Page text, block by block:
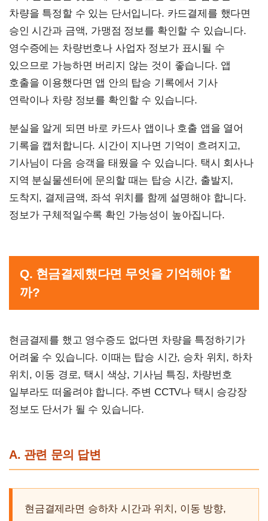
차량을 특정할 수 있는 단서입니다. 카드결제를 했다면
승인 시간과 금액, 가맹점 정보를 확인할 수 있습니다.
영수증에는 차량번호나 사업자 정보가 표시될 수
있으므로 가능하면 버리지 않는 것이 좋습니다. 앱
호출을 이용했다면 앱 안의 탑승 기록에서 기사
연락이나 차량 정보를 확인할 수 있습니다.
분실을 알게 되면 바로 카드사 앱이나 호출 앱을 열어
기록을 캡처합니다. 시간이 지나면 기억이 흐려지고,
기사님이 다음 승객을 태웠을 수 있습니다. 택시 회사나
지역 분실물센터에 문의할 때는 탑승 시간, 출발지,
도착지, 결제금액, 좌석 위치를 함께 설명해야 합니다.
정보가 구체적일수록 확인 가능성이 높아집니다.
Q. 현금결제했다면 무엇을 기억해야 할
까?
현금결제를 했고 영수증도 없다면 차량을 특정하기가
어려울 수 있습니다. 이때는 탑승 시간, 승차 위치, 하차
위치, 이동 경로, 택시 색상, 기사님 특징, 차량번호
일부라도 떠올려야 합니다. 주변 CCTV나 택시 승강장
정보도 단서가 될 수 있습니다.
A. 관련 문의 답변
현금결제라면 승하차 시간과 위치, 이동 방향,